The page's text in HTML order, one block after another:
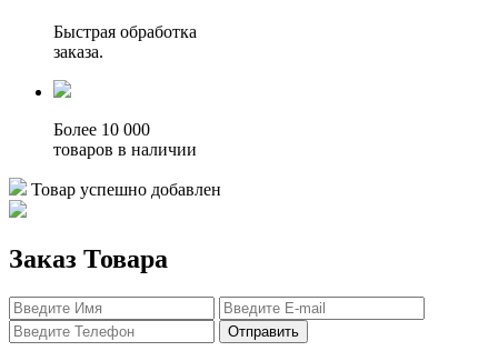
Быстрая обработка
заказа.
Более 10 000
товаров в наличии
Товар успешно добавлен
Заказ Товара
Отправить